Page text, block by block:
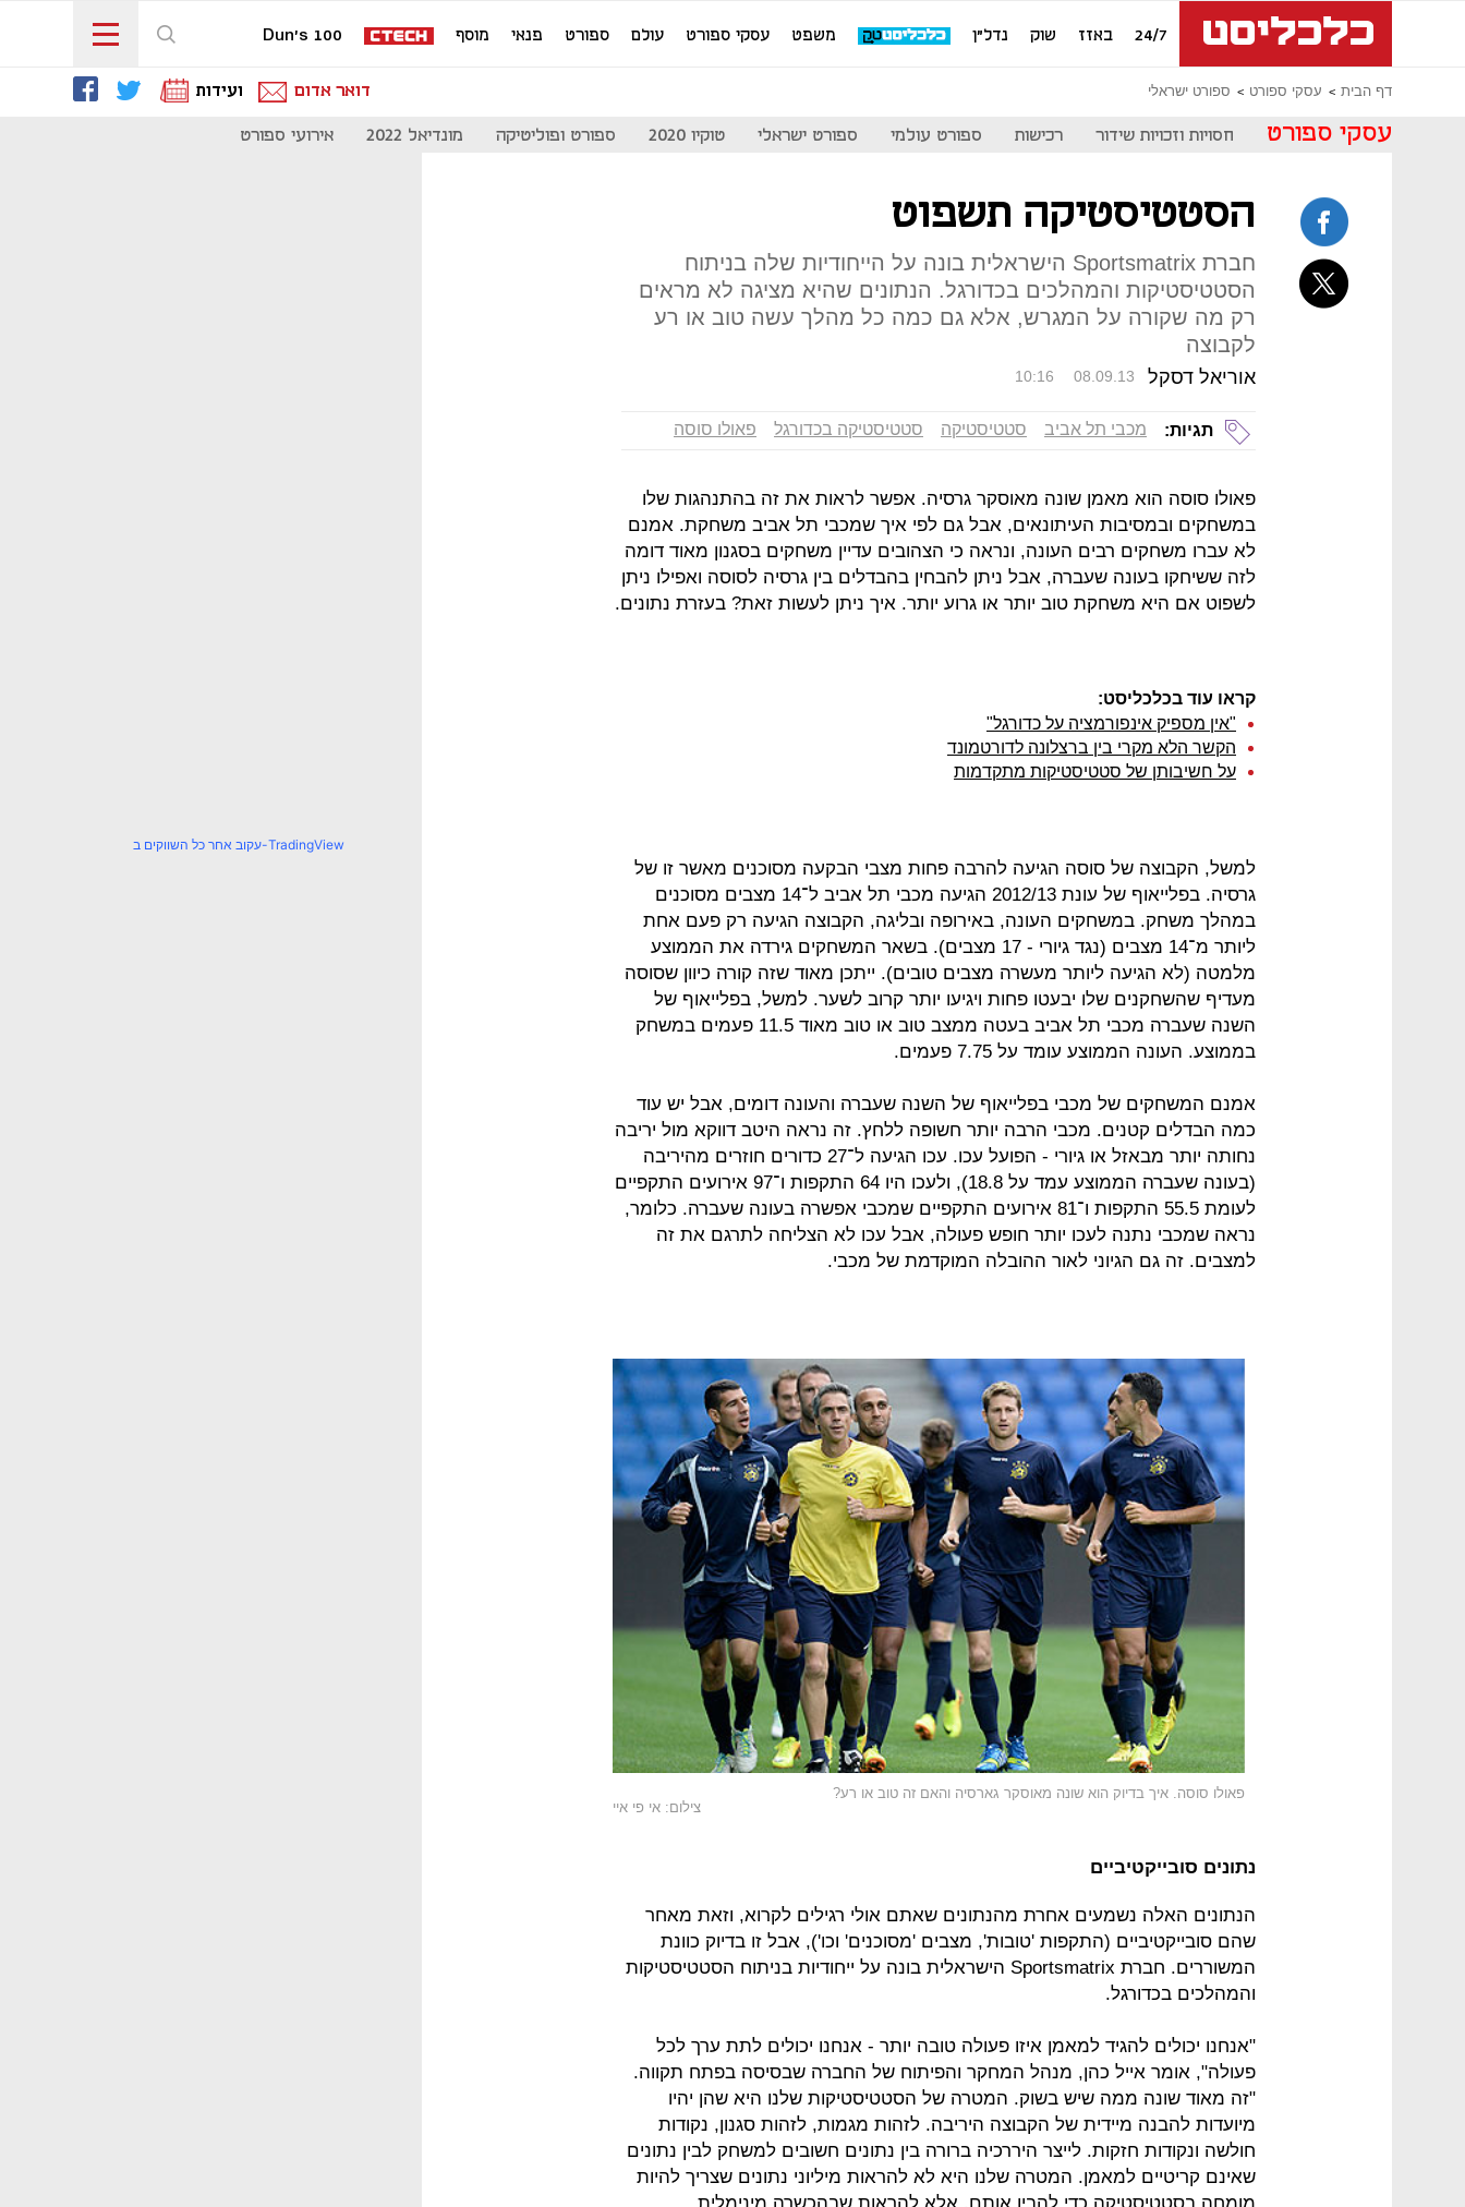
24/7 באזז שוק נדל"ן משפט עסקי ספורט עולם ספורט פנאי מוסף Dun's 100
דף הבית עסקי ספורט ספורט ישראלי דואר אדום ועידות
עסקי ספורט חסויות וזכויות שידור רכישות ספורט עולמי ספורט ישראלי טוקיו 2020 ספורט ופוליטיקה מונדיאל 2022 אירועי ספורט
הסטטיסטיקה תשפוט
חברת Sportsmatrix הישראלית בונה על הייחודיות שלה בניתוח
הסטטיסטיקות והמהלכים בכדורגל. הנתונים שהיא מציגה לא מראים
רק מה שקורה על המגרש, אלא גם כמה כל מהלך עשה טוב או רע
לקבוצה
אוריאל דסקל 10:16 08.09.13
תגיות: מכבי תל אביב סטטיסטיקה סטטיסטיקה בכדורגל פאולו סוסה
פאולו סוסה הוא מאמן שונה מאוסקר גרסיה. אפשר לראות את זה בהתנהגות שלו
במשחקים ובמסיבות העיתונאים, אבל גם לפי איך שמכבי תל אביב משחקת. אמנם
לא עברו משחקים רבים העונה, ונראה כי הצהובים עדיין משחקים בסגנון מאוד דומה
לזה ששיחקו בעונה שעברה, אבל ניתן להבחין בהבדלים בין גרסיה לסוסה ואפילו ניתן
לשפוט אם היא משחקת טוב יותר או גרוע יותר. איך ניתן לעשות זאת? בעזרת נתונים.
קראו עוד בכלכליסט:
"אין מספיק אינפורמציה על כדורגל"
הקשר הלא מקרי בין ברצלונה לדורטמונד
על חשיבותן של סטטיסטיקות מתקדמות
למשל, הקבוצה של סוסה הגיעה להרבה פחות מצבי הבקעה מסוכנים מאשר זו של
גרסיה. בפלייאוף של עונת 2012/13 הגיעה מכבי תל אביב ל־14 מצבים מסוכנים
במהלך משחק. במשחקים העונה, באירופה ובליגה, הקבוצה הגיעה רק פעם אחת
ליותר מ־14 מצבים (נגד גיורי - 17 מצבים). בשאר המשחקים גירדה את הממוצע
מלמטה (לא הגיעה ליותר מעשרה מצבים טובים). ייתכן מאוד שזה קורה כיוון שסוסה
מעדיף שהשחקנים שלו יבעטו פחות ויגיעו יותר קרוב לשער. למשל, בפלייאוף של
השנה שעברה מכבי תל אביב בעטה ממצב טוב או טוב מאוד 11.5 פעמים במשחק
בממוצע. העונה הממוצע עומד על 7.75 פעמים.
אמנם המשחקים של מכבי בפלייאוף של השנה שעברה והעונה דומים, אבל יש עוד
כמה הבדלים קטנים. מכבי הרבה יותר חשופה ללחץ. זה נראה היטב דווקא מול יריבה
נחותה יותר מבאזל או גיורי - הפועל עכו. עכו הגיעה ל־27 כדורים חוזרים מהיריבה
(בעונה שעברה הממוצע עמד על 18.8), ולעכו היו 64 התקפות ו־97 אירועים התקפיים
לעומת 55.5 התקפות ו־81 אירועים התקפיים שמכבי אפשרה בעונה שעברה. כלומר,
נראה שמכבי נתנה לעכו יותר חופש פעולה, אבל עכו לא הצליחה לתרגם את זה
למצבים. זה גם הגיוני לאור ההובלה המוקדמת של מכבי.
פאולו סוסה. איך בדיוק הוא שונה מאוסקר גארסיה והאם זה טוב או רע?
צילום: אי פי איי
נתונים סובייקטיביים
הנתונים האלה נשמעים אחרת מהנתונים שאתם אולי רגילים לקרוא, וזאת מאחר
שהם סובייקטיביים (התקפות 'טובות', מצבים 'מסוכנים' וכו'), אבל זו בדיוק כוונת
המשוררים. חברת Sportsmatrix הישראלית בונה על ייחודיות בניתוח הסטטיסטיקות
והמהלכים בכדורגל.
"אנחנו יכולים להגיד למאמן איזו פעולה טובה יותר - אנחנו יכולים לתת ערך לכל
פעולה", אומר אייל כהן, מנהל המחקר והפיתוח של החברה שבסיסה בפתח תקווה.
"זה מאוד שונה ממה שיש בשוק. המטרה של הסטטיסטיקות שלנו היא שהן יהיו
מיועדות להבנה מיידית של הקבוצה היריבה. לזהות מגמות, לזהות סגנון, נקודות
חולשה ונקודות חזקות. לייצר היררכיה ברורה בין נתונים חשובים למשחק לבין נתונים
שאינם קריטיים למאמן. המטרה שלנו היא לא להראות מיליוני נתונים שצריך להיות
עקוב אחר כל השווקים ב-TradingView